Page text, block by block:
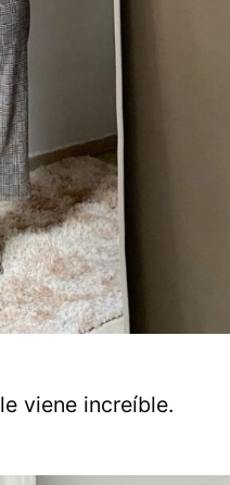
viene increíble.